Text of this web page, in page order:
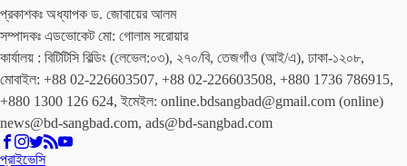
প্রকাশকঃ অধ্যাপক ড. জোবায়ের আলম
সম্পাদকঃ এডভোকেট মো: গোলাম সরোয়ার
কার্যালয় : বিটিটিসি বিল্ডিং (লেভেল:০৩), ২৭০/বি, তেজগাঁও (আই/এ), ঢাকা-১২০৮,
মোবাইল: +88 02-226603507, +88 02-226603508, +880 1736 786915,
+880 1300 126 624, ইমেইল: online.bdsangbad@gmail.com (online)
news@bd-sangbad.com, ads@bd-sangbad.com
প্রাইভেসি